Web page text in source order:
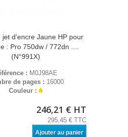
jet d'encre Jaune HP pour
: Pro 750dw / 772dn ....
(N°991X)
: M0J98AE
de pages : 16000
Couleur :
246,21 € HT
295,45 € TTC
Ajouter au panier